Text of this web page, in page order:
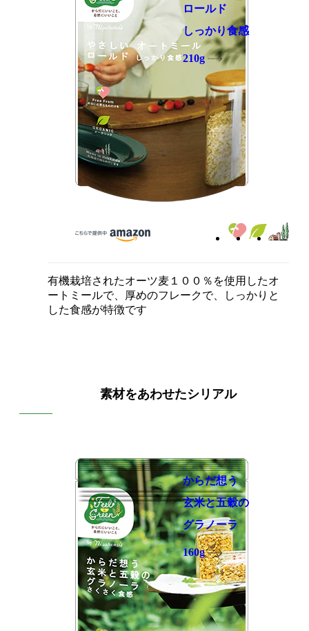
ロールド
しっかり食感
210g
有機栽培されたオーツ麦１００％を使用したオ
ートミールで、厚めのフレークで、しっかりと
した食感が特徴です
素材をあわせたシリアル
からだ想う
玄米と五穀の
グラノーラ
160g